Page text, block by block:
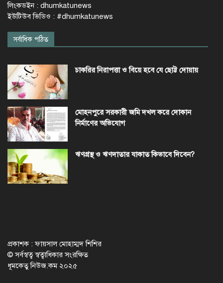
লিংকডইন : dhumkatunews
ইউটিউব ভিডিও : #dhumkatunews
সর্বাধিক পঠিত
চাকরির নিরাপত্তা ও বিয়ে হবে যে ছোট্ট দোয়ায়
মোহনপুরে সরকারী জমি দখল করে দোকান
নির্মাণের অভিযোগ
ঋণগ্রস্থ ও ঋণদাতার যাকাত কিভাবে দিবেন?
প্রকাশক : ফায়সাল মোহাম্মদ শিশির
© সর্বস্বত্ব স্বত্বাধিকার সংরক্ষিত
ধূমকেতু নিউজ.কম ২০২৫